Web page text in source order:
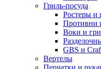
Гриль-посуда
Ростеры и
Противни
Воки и
GBS и
Вертелы
Перчатки и